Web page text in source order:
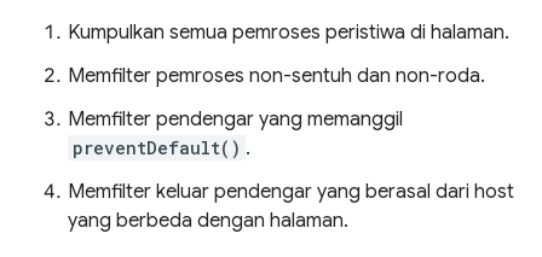
Kumpulkan semua pemroses peristiwa di halaman.
Memfilter pemroses non-sentuh dan non-roda.
Memfilter pendengar yang memanggil
preventDefault() .
Memfilter keluar pendengar yang berasal dari host
yang berbeda dengan halaman.